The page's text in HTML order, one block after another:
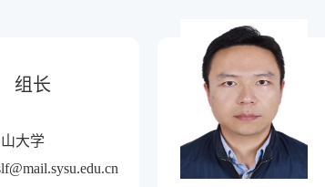
组长
大学